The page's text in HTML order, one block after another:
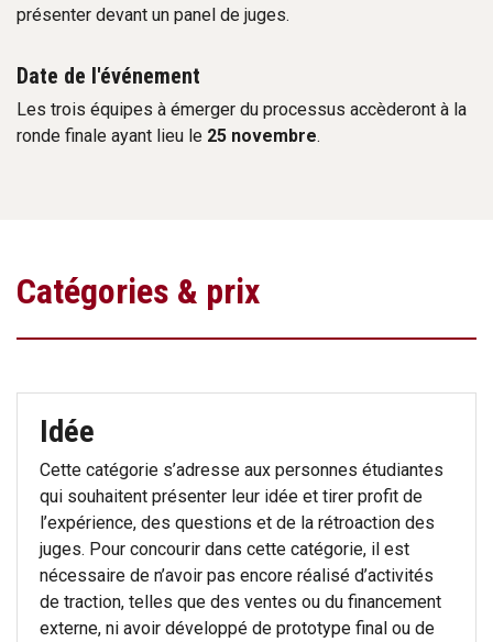
présenter devant un panel de juges.
Date de l'événement
Les trois équipes à émerger du processus accèderont à la
ronde finale ayant lieu le 25 novembre.
Catégories & prix
Idée
Cette catégorie s’adresse aux personnes étudiantes
qui souhaitent présenter leur idée et tirer profit de
l’expérience, des questions et de la rétroaction des
juges. Pour concourir dans cette catégorie, il est
nécessaire de n’avoir pas encore réalisé d’activités
de traction, telles que des ventes ou du financement
externe, ni avoir développé de prototype final ou de